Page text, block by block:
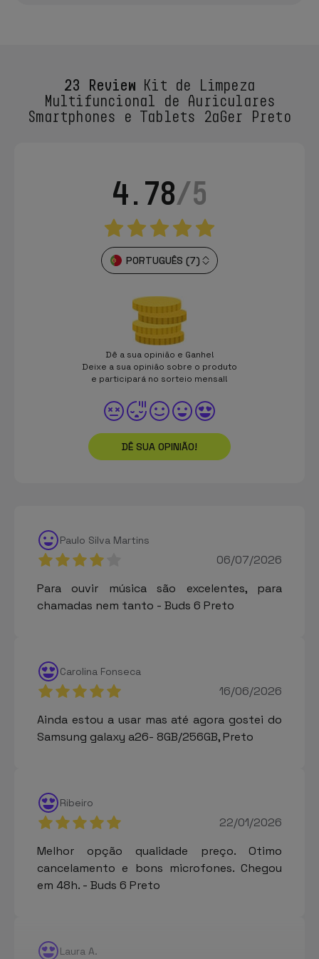
23 ReviewKit de Limpeza
Multifuncional de Auriculares
Smartphones e Tablets 2ªGer Preto
4.78/5
PORTUGUÊS (7)
Dê a sua opinião e Ganhe!
Deixe a sua opinião sobre o produto
e participará no sorteio mensal!
DÊ SUA OPINIÃO!
Paulo Silva Martins
06/07/2026
Para ouvir música são excelentes, para
chamadas nem tanto - Buds 6 Preto
Carolina Fonseca
16/06/2026
Ainda estou a usar mas até agora gostei do
Samsung galaxy a26- 8GB/256GB, Preto
Ribeiro
22/01/2026
Melhor opção qualidade preço. Otimo
cancelamento e bons microfones. Chegou
em 48h. - Buds 6 Preto
Laura A.